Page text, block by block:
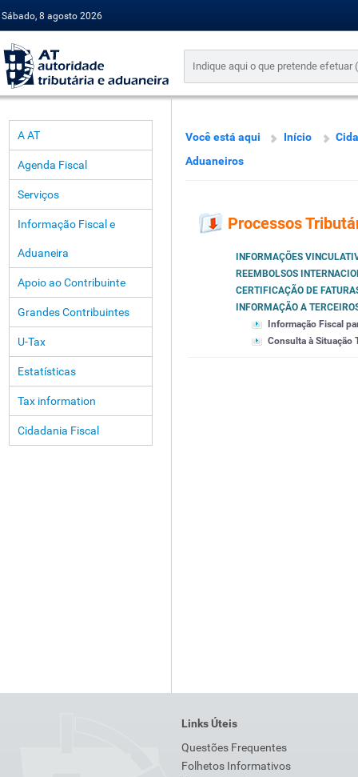
Sábado, 8 agosto 2026
A AT
Agenda Fiscal
Serviços
Informação Fiscal e
Aduaneira
Apoio ao Contribuinte
Grandes Contribuintes
U-Tax
Estatísticas
Tax information
Cidadania Fiscal
Você está aqui Início
Aduaneiros
Processos
INFORMAÇÕES
REEMBOLSOS
CERTIFICAÇÃO DE
INFORMAÇÃO A
Informação Fiscal
Consulta à Situação
Links Úteis
Questões Frequentes
Folhetos Informativos